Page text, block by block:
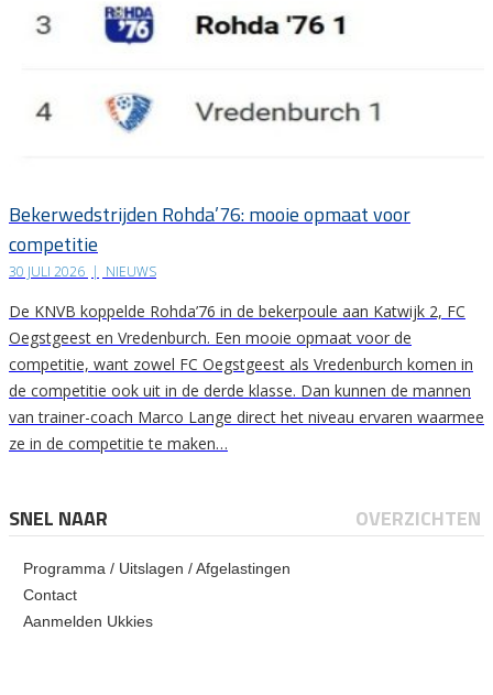
Bekerwedstrijden Rohda’76: mooie opmaat voor
competitie
30 JULI 2026 | NIEUWS
De KNVB koppelde Rohda’76 in de bekerpoule aan Katwijk 2, FC
Oegstgeest en Vredenburch. Een mooie opmaat voor de
competitie, want zowel FC Oegstgeest als Vredenburch komen in
de competitie ook uit in de derde klasse. Dan kunnen de mannen
van trainer-coach Marco Lange direct het niveau ervaren waarmee
ze in de competitie te maken…
SNEL NAAR OVERZICHTEN
Programma / Uitslagen / Afgelastingen
Contact
Aanmelden Ukkies